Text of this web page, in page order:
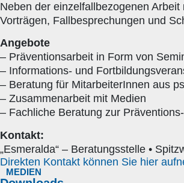
Neben der einzelfallbezogenen
Vorträgen, Fallbesprechungen und
Angebote
– Präventionsarbeit in Form von
– Informations- und
– Beratung für MitarbeiterInnen aus
– Zusammenarbeit mit Medien
– Fachliche Beratung zur
Kontakt:
„Esmeralda“ – Beratungsstelle •
Direkten Kontakt können Sie hier
MEDIEN